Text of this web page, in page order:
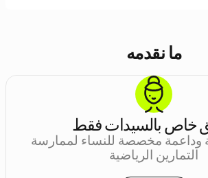
ما نقدمه
خاص بالسيدات فقط
وداعمة مخصصة للنساء لممارسة
التمارين الرياضية